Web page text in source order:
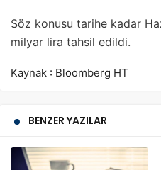
Söz konusu tarihe kadar
milyar lira tahsil edildi.
Kaynak : Bloomberg HT
BENZER YAZILAR